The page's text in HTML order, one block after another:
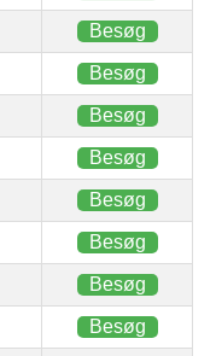
Besøg
Besøg
Besøg
Besøg
Besøg
Besøg
Besøg
Besøg